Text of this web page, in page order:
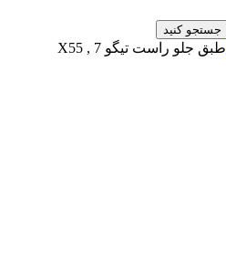
جستجو کنید
طبق جلو راست تیگو 7 , X55